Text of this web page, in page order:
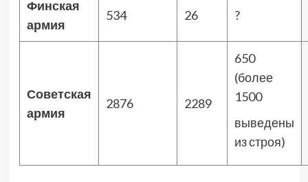
Финская
армия
534 26 ?
Советская
армия
2876 2289
650
(более
1500
выведены
из строя)